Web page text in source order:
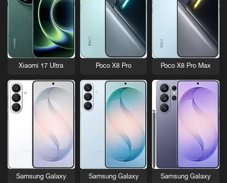
Poco X8 Pro Max
Poco X8 Pro
Xiaomi 17 Ultra
Samsung Galaxy
Samsung Galaxy
Samsung Galaxy